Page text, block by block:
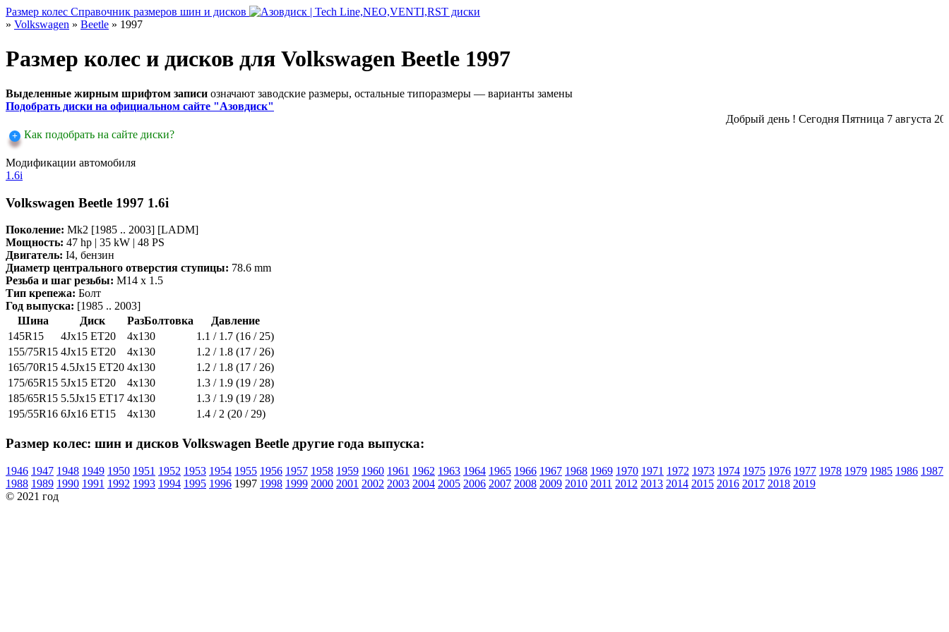
Размер колес Справочник размеров шин и дисков
» Volkswagen » Beetle » 1997
Размер колес и дисков для Volkswagen Beetle 1997
Выделенные жирным шрифтом записи означают заводские размеры, остальные типоразмеры — варианты замены
Подобрать диски на официальном сайте "Азовдиск"
Добрый день ! СегодняПятница 7 августа
Как подобрать на сайте диски?
Модификации автомобиля
1.6i
Volkswagen Beetle 1997 1.6i
Поколение: Mk2 [1985 .. 2003] [LADM]
Мощность: 47 hp | 35 kW | 48 PS
Двигатель: I4, бензин
Диаметр центрального отверстия ступицы: 78.6 mm
Резьба и шаг резьбы: M14 x 1.5
Тип крепежа: Болт
Год выпуска: [1985 .. 2003]
Шина
Диск РазБолтовка
Давление
145R15
4Jx15 ET20 4x130
1.1 / 1.7 (16 / 25)
155/75R15 4Jx15 ET20 4x130
1.2 / 1.8 (17 / 26)
165/70R15 4.5Jx15 ET20 4x130
1.2 / 1.8 (17 / 26)
175/65R15 5Jx15 ET20 4x130
1.3 / 1.9 (19 / 28)
185/65R15 5.5Jx15 ET17 4x130
1.3 / 1.9 (19 / 28)
195/55R16 6Jx16 ET15 4x130 1.4 / 2 (20 / 29)
Размер колес: шин и дисков Volkswagen Beetle другие года выпуска:
1946 1947 1948 1949 1950 1951 1952 1953 1954 1955 1956 1957 1958 1959 1960 1961 1962 1963 1964 1965 1966 1967 1968 1969 1970 1971 1972 1973 1974 1975 1976 1977 1978 1979 1985 1986 1987
1988 1989 1990 1991 1992 1993 1994 1995 1996 1997 1998 1999 2000 2001 2002 2003 2004 2005 2006 2007 2008 2009 2010 2011 2012 2013 2014 2015 2016 2017 2018 2019
© 2021 год